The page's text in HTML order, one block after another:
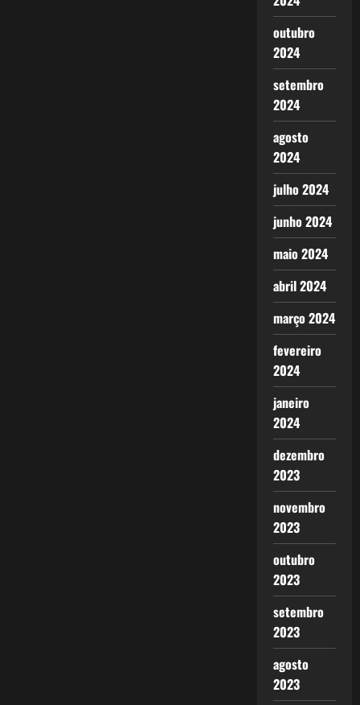
outubro
2024
setembro
2024
agosto
2024
julho 2024
junho 2024
maio 2024
abril 2024
março 2024
fevereiro
2024
janeiro
2024
dezembro
2023
novembro
2023
outubro
2023
setembro
2023
agosto
2023